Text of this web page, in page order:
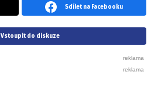
Sdílet na Facebooku
Vstoupit do diskuze